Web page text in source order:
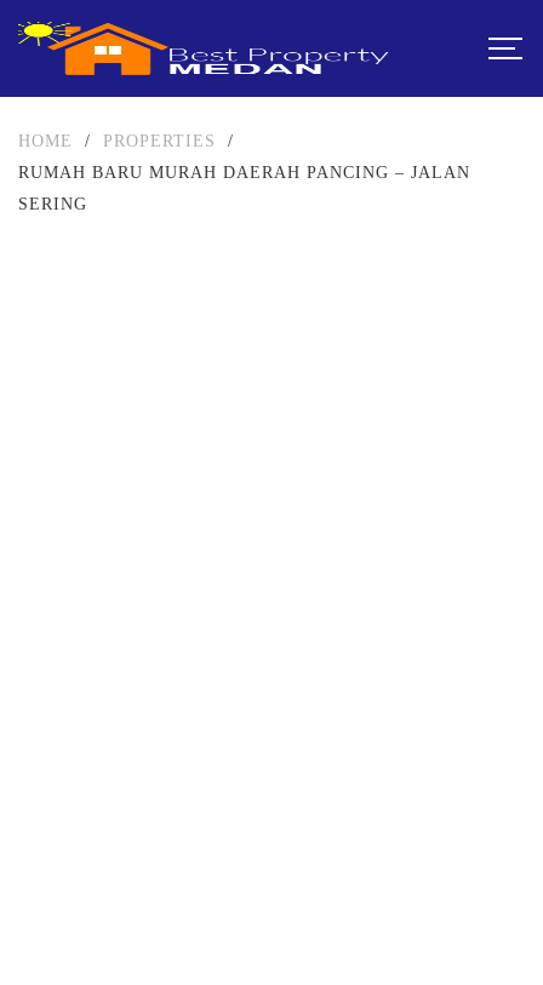
HOME / PROPERTIES
/
RUMAH BARU MURAH DAERAH PANCING – JALAN
SERING